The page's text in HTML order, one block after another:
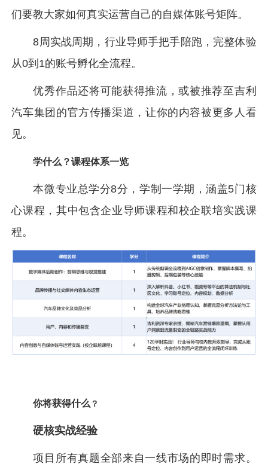
们要教大家如何真实运营自己的自媒体账号矩阵。
8周实战周期，行业导师手把手陪跑，完整体验
从0到1的账号孵化全流程。
优秀作品还将可能获得推流，或被推荐至吉利
汽车集团的官方传播渠道，让你的内容被更多人看
见。
学什么？课程体系一览
本微专业总学分8分，学制一学期，涵盖5门核
心课程，其中包含企业导师课程和校企联培实践课
程。
你将获得什么 ？
硬核实战经验
项目所有真题全部来自一线市场的即时需求。